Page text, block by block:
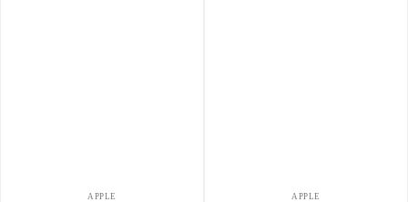
APPLE APPLE